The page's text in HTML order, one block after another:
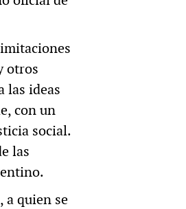
otros
las ideas
con un
social.
las
a quien se